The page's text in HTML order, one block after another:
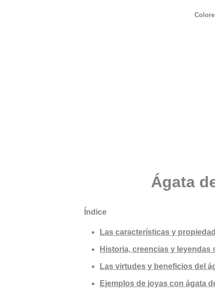
Ágata
Índice
Las características y
Historia, creencias y leyendas
Las virtudes y beneficios del
Ejemplos de joyas con ágata